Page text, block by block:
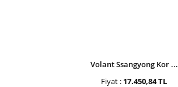
Volant Ssangyong Kor ...
Fiyat : 17.450,84 TL